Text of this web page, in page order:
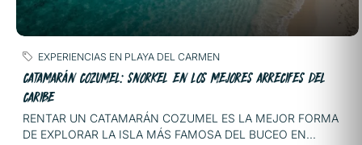
EXPERIENCIAS EN PLAYA DEL CARMEN
CATAMARÁN COZUMEL: SNORKEL EN LOS MEJORES ARRECIFES DEL
CARIBE
RENTAR UN CATAMARÁN COZUMEL ES LA MEJOR FORMA
DE EXPLORAR LA ISLA MÁS FAMOSA DEL BUCEO EN...